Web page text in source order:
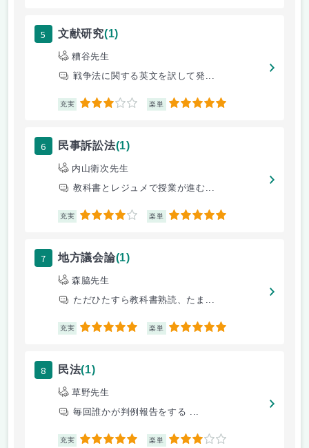
5 文献研究(1)
糟谷先生
戦争法に関する英文を訳して発...
充実 3 楽単 5
6 民事訴訟法(1)
内山衛次先生
教科書とレジュメで授業が進む...
充実 4 楽単 5
7 地方議会論(1)
森脇先生
ただひたすら教科書熟読、たま...
充実 5 楽単 5
8 民法(1)
草野先生
毎回誰かが判例報告をする ...
充実 5 楽単 3